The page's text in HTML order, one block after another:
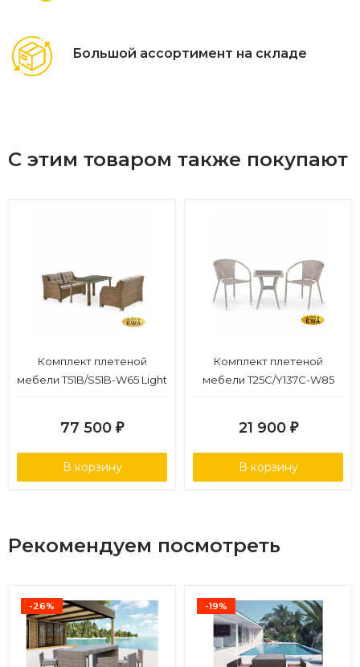
Большой ассортимент на складе
С этим товаром также покупают
Комплект плетеной
мебели T51B/S51B-W65 Light
77 500 ₽
В корзину
Комплект плетеной
мебели T25C/Y137C-W85
21 900 ₽
В корзину
Рекомендуем посмотреть
-26% -19%